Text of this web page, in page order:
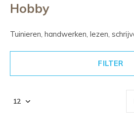
Hobby
Tuinieren, handwerken, lezen,
FILTER